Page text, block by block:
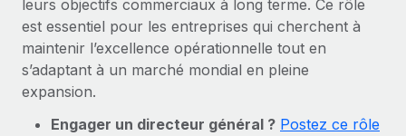
Gestion des freelances
Intégrez et gérez vos freelances partout dans le monde
PEO
Sous-traitez les opérations complexes liées à l’emploi
Comparer Remote
Examinez notre service par rapport aux autres
CROISSANCE
Start-ups
pays
Calculateur de paiement des freelances
Découvrez les devises disponibles et les vitesses de
paiement pour vos freelances internationaux
Nederlands
Français
Deutsch
Connexion
leurs objectifs commerciaux à long terme. Ce rôle
est essentiel pour les entreprises qui cherchent à
maintenir l’excellence opérationnelle tout en
s’adaptant à un marché mondial en pleine
expansion.
Engager un directeur général ? Postez ce rôle